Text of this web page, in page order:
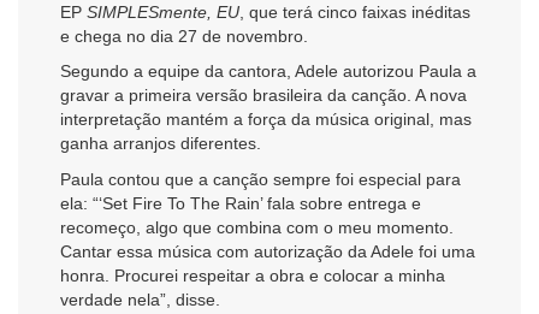
EP SIMPLESmente, EU , que terá cinco faixas inéditas
e chega no dia 27 de novembro.
Segundo a equipe da cantora, Adele autorizou Paula a
gravar a primeira versão brasileira da canção. A nova
interpretação mantém a força da música original, mas
ganha arranjos diferentes.
Paula contou que a canção sempre foi especial para
ela: “‘Set Fire To The Rain’ fala sobre entrega e
recomeço, algo que combina com o meu momento.
Cantar essa música com autorização da Adele foi uma
honra. Procurei respeitar a obra e colocar a minha
verdade nela”, disse.